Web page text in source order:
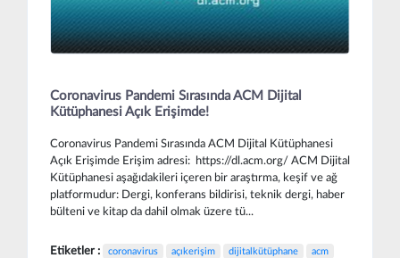
Coronavirus Pandemi Sırasında ACM Dijital
Kütüphanesi Açık Erişimde!
Coronavirus Pandemi Sırasında ACM Dijital Kütüphanesi
Açık Erişimde Erişim adresi: https://dl.acm.org/ ACM Dijital
Kütüphanesi aşağıdakileri içeren bir araştırma, keşif ve ağ
platformudur: Dergi, konferans bildirisi, teknik dergi, haber
bülteni ve kitap da dahil olmak üzere tü...
Etiketler : coronavirus açıkerişim dijitalkütüphane
acm